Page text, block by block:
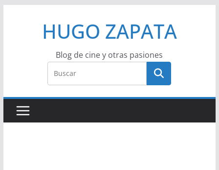
HUGO ZAPATA
Blog de cine y otras pasiones